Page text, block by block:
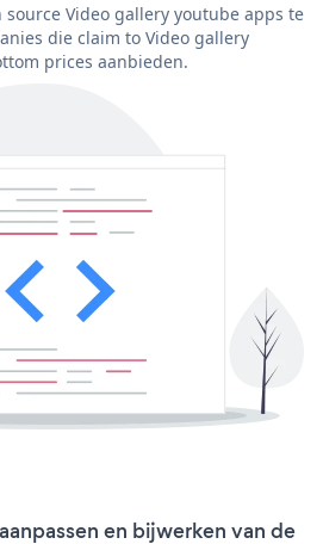
Video gallery youtube apps te
die claim to Video gallery
prices aanbieden.
en bijwerken van de